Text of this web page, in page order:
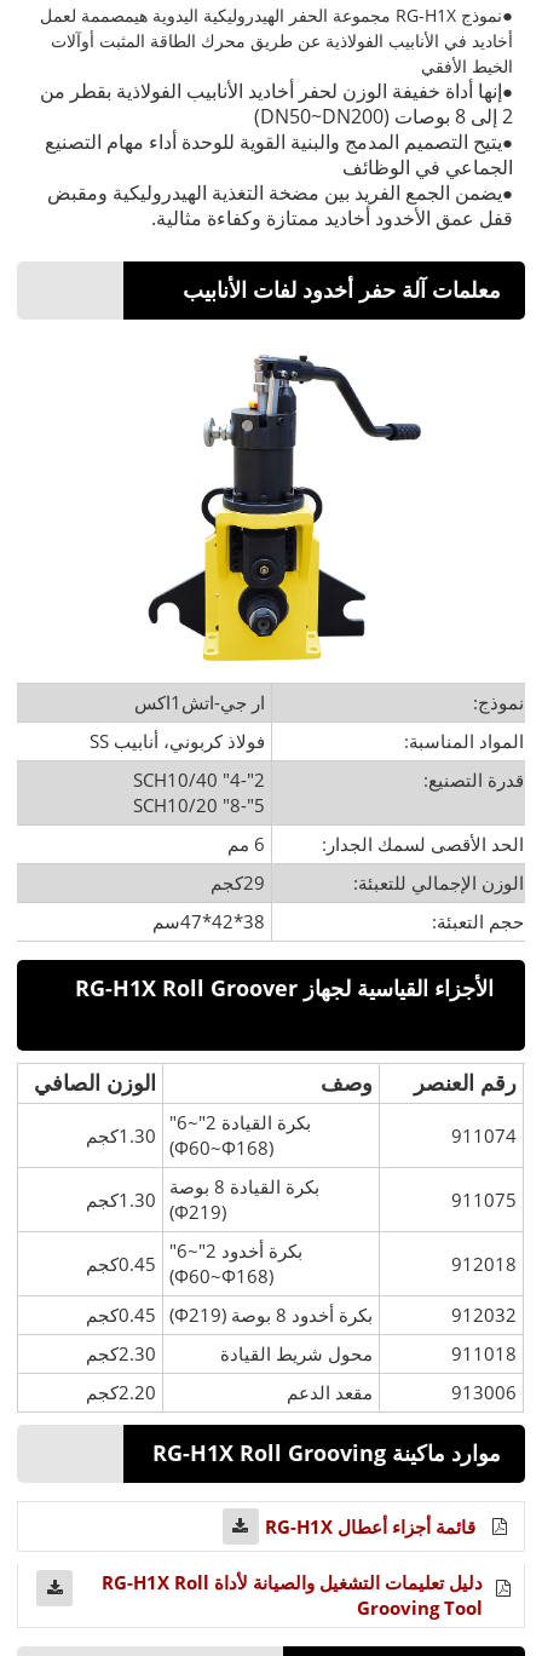
●نموذج RG-H1X مجموعة الحفر الهيدروليكية اليدوية هي
مصممة لعمل
أخاديد في الأنابيب الفولاذية عن طريق محرك الطاقة المثبت أوآلات
الخيط الأفقي
●إنها أداة خفيفة الوزن لحفر أخاديد الأنابيب الفولاذية بقطر من
2 إلى 8 بوصات (DN50~DN200)
●يتيح التصميم المدمج والبنية القوية للوحدة أداء مهام التصنيع
الجماعي في الوظائف
●يضمن الجمع الفريد بين مضخة التغذية الهيدروليكية ومقبض
قفل عمق الأخدود أخاديد ممتازة وكفاءة مثالية.
معلمات آلة حفر أخدود لفات الأنابيب
نموذج:
ار جي-اتش1اكس
المواد المناسبة:
فولاذ كربوني، أنابيب SS
قدرة التصنيع:
2"-4" SCH10/40
5"-8" SCH10/20
الحد الأقصى لسمك الجدار:
6 مم
الوزن الإجمالي للتعبئة:
29كجم
حجم التعبئة:
38*42*47سم
الأجزاء القياسية لجهاز RG-H1X Roll Groover
رقم العنصر وصف الوزن الصافي
911074
بكرة القيادة 2"~6"
(Φ60~Φ168)
1.30كجم
911075
بكرة القيادة 8 بوصة
(Φ219)
1.30كجم
912018
بكرة أخدود 2"~6"
(Φ60~Φ168)
0.45كجم
912032 بكرة أخدود 8 بوصة (Φ219)
0.45كجم
911018
محول شريط القيادة
2.30كجم
913006
مقعد الدعم 2.20كجم
موارد ماكينة RG-H1X Roll Grooving
قائمة أجزاء أعطال RG-H1X
دليل تعليمات التشغيل والصيانة لأداة RG-H1X Roll
Grooving Tool